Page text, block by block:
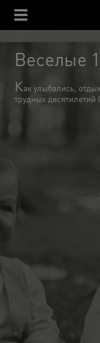
Веселые
Как улыбались,
трудных десятилетий